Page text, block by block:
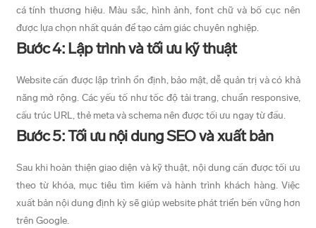
cá tính thương hiệu. Màu sắc, hình ảnh, font chữ và bố cục nên
được lựa chọn nhất quán để tạo cảm giác chuyên nghiệp.
Bước 4: Lập trình và tối ưu kỹ thuật
Website cần được lập trình ổn định, bảo mật, dễ quản trị và có khả
năng mở rộng. Các yếu tố như tốc độ tải trang, chuẩn responsive,
cấu trúc URL, thẻ meta và schema nên được tối ưu ngay từ đầu.
Bước 5: Tối ưu nội dung SEO và xuất bản
Sau khi hoàn thiện giao diện và kỹ thuật, nội dung cần được tối ưu
theo từ khóa, mục tiêu tìm kiếm và hành trình khách hàng. Việc
xuất bản nội dung định kỳ sẽ giúp website phát triển bền vững hơn
trên Google.